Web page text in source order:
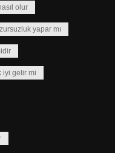
olur
yapar mı
iyi gelir mi